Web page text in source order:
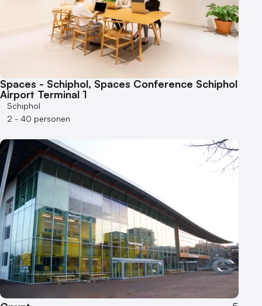
Spaces - Schiphol, Spaces Conference Schiphol
Airport Terminal 1
Schiphol
2 - 40 personen